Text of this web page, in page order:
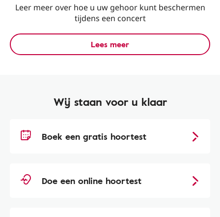
Leer meer over hoe u uw gehoor kunt beschermen
tijdens een concert
Lees meer
Wij staan voor u klaar
Boek een gratis hoortest
Doe een online hoortest